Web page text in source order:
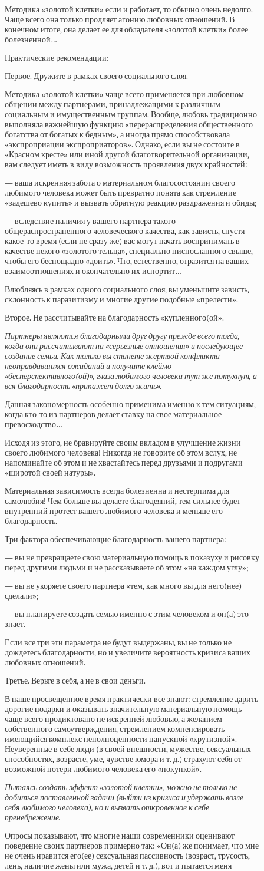
Методика «золотой клетки» если и работает, то обычно очень недолго.
Чаще всего она только продляет агонию любовных отношений. В
конечном итоге, она делает ее для обладателя «золотой клетки» более
болезненной…
Практические рекомендации:
Первое. Дружите в рамках своего социального слоя.
Методика «золотой клетки» чаще всего применяется при любовном
общении между партнерами, принадлежащими к различным
социальным и имущественным группам. Вообще, любовь традиционно
выполняла важнейшую функцию «перераспределения общественного
богатства от богатых к бедным», а иногда прямо способствовала
«экспроприации экспроприаторов». Однако, если вы не состоите в
«Красном кресте» или иной другой благотворительной организации,
вам следует иметь в виду возможность проявления двух крайностей:
— ваша искренняя забота о материальном благосостоянии своего
любимого человека может быть превратно понята как стремление
«задешево купить» и вызвать обратную реакцию раздражения и обиды;
— вследствие наличия у вашего партнера такого
общераспространенного человеческого качества, как зависть, спустя
какое-то время (если не сразу же) вас могут начать воспринимать в
качестве некого «золотого тельца», специально ниспосланного свыше,
чтобы его беспощадно «доить». Что, естественно, отразится на ваших
взаимоотношениях и окончательно их испортит…
Влюбляясь в рамках одного социального слоя, вы уменьшите зависть,
склонность к паразитизму и многие другие подобные «прелести».
Второе. Не рассчитывайте на благодарность «купленного(ой».
Партнеры являются благодарными друг другу прежде всего тогда,
когда они рассчитывают на «серьезные отношения» и последующее
создание семьи. Как только вы станете жертвой конфликта
неоправдавшихся ожиданий и получите клеймо
«бесперспективного(ой)», глаза любимого человека тут же потухнут, а
вся благодарность «прикажет долго жить».
Данная закономерность особенно применима именно к тем ситуациям,
когда кто-то из партнеров делает ставку на свое материальное
превосходство…
Исходя из этого, не бравируйте своим вкладом в улучшение жизни
своего любимого человека! Никогда не говорите об этом вслух, не
напоминайте об этом и не хвастайтесь перед друзьями и подругами
«широтой своей натуры».
Материальная зависимость всегда болезненна и нестерпима для
самолюбия! Чем больше вы делаете благодеяний, тем сильнее будет
внутренний протест вашего любимого человека и меньше его
благодарность.
Три фактора обеспечивающие благодарность вашего партнера:
— вы не превращаете свою материальную помощь в показуху и рисовку
перед другими людьми и не рассказываете об этом «на каждом углу»;
— вы не укоряете своего партнера «тем, как много вы для него(нее)
сделали»;
— вы планируете создать семью именно с этим человеком и он(а) это
знает.
Если все три эти параметра не будут выдержаны, вы не только не
дождетесь благодарности, но и увеличите вероятность кризиса ваших
любовных отношений.
Третье. Верьте в себя, а не в свои деньги.
В наше просвещенное время практически все знают: стремление дарить
дорогие подарки и оказывать значительную материальную помощь
чаще всего продиктовано не искренней любовью, а желанием
собственного самоутверждения, стремлением компенсировать
имеющийся комплекс неполноценности напускной «крутизной».
Неуверенные в себе люди (в своей внешности, мужестве, сексуальных
способностях, возрасте, уме, чувстве юмора и т. д.) страхуют себя от
возможной потери любимого человека его «покупкой».
Пытаясь создать эффект «золотой клетки», можно не только не
добиться поставленной задачи (выйти из кризиса и удержать возле
себя любимого человека), но и вызвать откровенное к себе
пренебрежение.
Опросы показывают, что многие наши современники оценивают
поведение своих партнеров примерно так: «Он(а) же понимает, что мне
не очень нравится его(ее) сексуальная пассивность (возраст, трусость,
лень, наличие жены или мужа, детей и т. д.), вот и пытается меня